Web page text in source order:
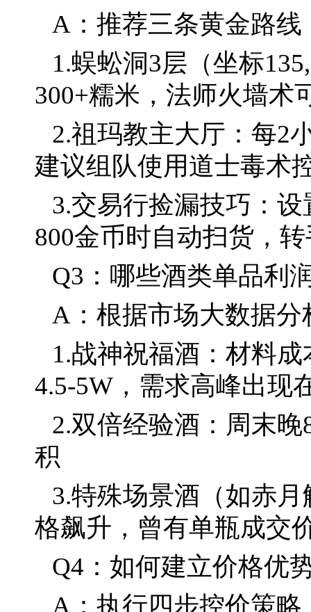
A：推荐三条黄金路线
1.蜈蚣洞3层（坐标
300+糯米，法师火墙术
2.祖玛教主大厅：每2
建议组队使用道士毒术
3.交易行捡漏技巧：
800金币时自动扫货，
Q3：哪些酒类单品利
A：根据市场大数据
1.战神祝福酒：材料
4.5-5W，需求高峰出现
2.双倍经验酒：周末
积
3.特殊场景酒（如赤
格飙升，曾有单瓶成交
Q4：如何建立价格优
A：执行四步控价策略